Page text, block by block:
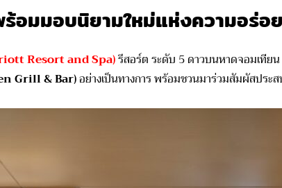
อมมอบนิยามใหม่แห่งความอร่อ
Resort and Spa)รีสอร์ต ระดับ 5 ดาวบนหาดจอมเทีย
Grill & Bar)อย่างเป็นทางการ พร้อมชวนมาร่วมสัมผัสปร